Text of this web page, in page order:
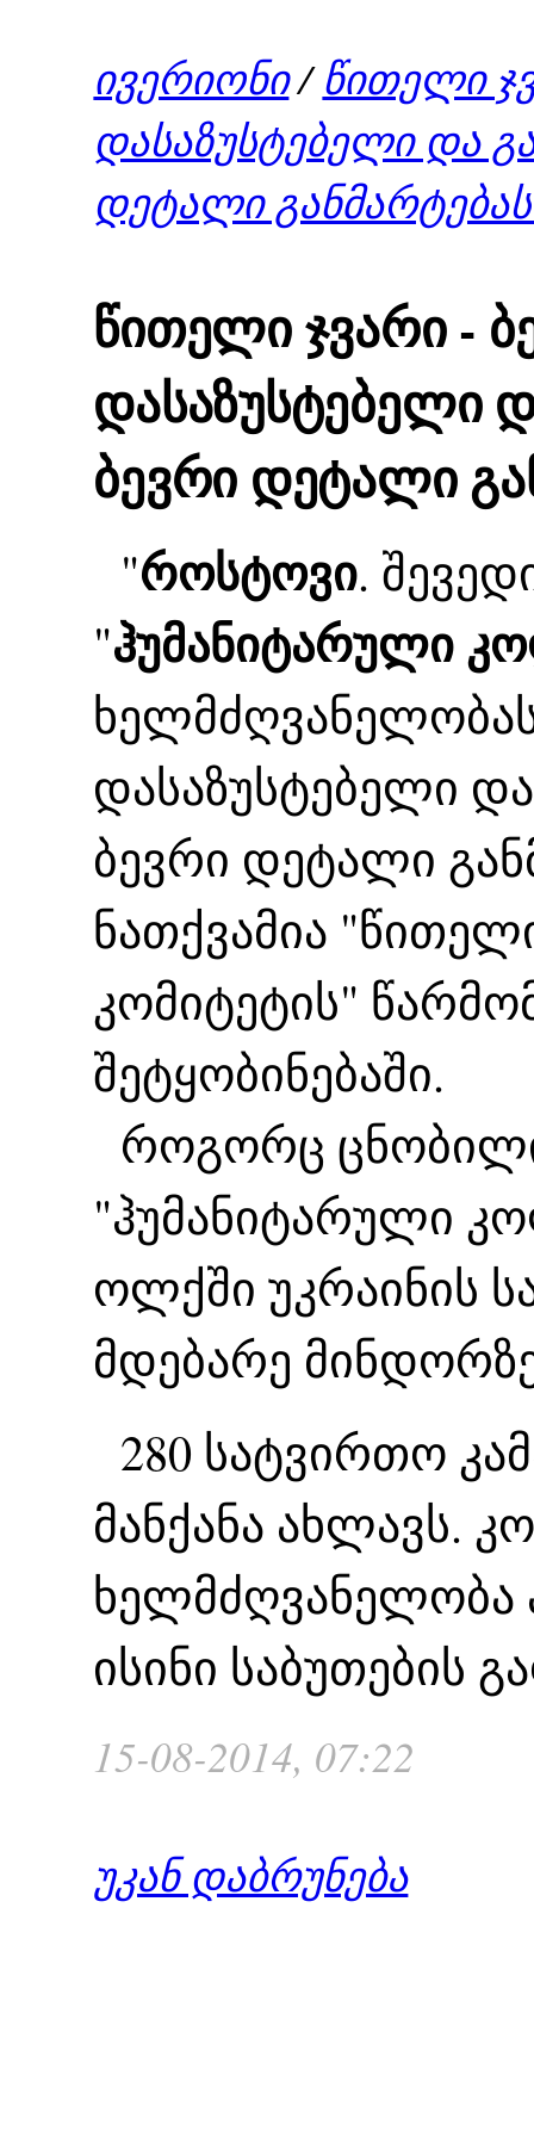
ივერიონი/წითელი
დასაზუსტებელი და
დეტალი
წითელი ჯვარი -
დასაზუსტებელი
ბევრი დეტალი
"როსტოვი.
"ჰუმანიტარული
დასაზუსტებელი და
ბევრი დეტალი
ნათქვამია
კომიტეტის"
შეტყობინებაში.
როგორც
"ჰუმანიტარული
ოლქში უკრაინის
მდებარე
280 სატვირთო
მანქანა ახლავს.
ხელმძღვანელობა
ისინი საბუთების
15-08-2014, 07:22
უკან დაბრუნება